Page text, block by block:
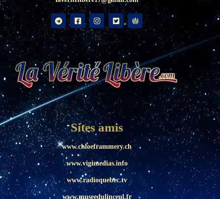
Sites amis
www.chloeframmery.ch
www.vigimedias.info
www.radioquebec.tv
www.museedulinceul.fr